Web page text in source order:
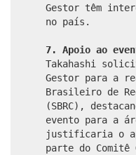
Gestor têm
no país.
7. Apoio ao
Takahashi
Gestor para a
Brasileiro de
(SBRC),
evento para a
justificaria o
parte do